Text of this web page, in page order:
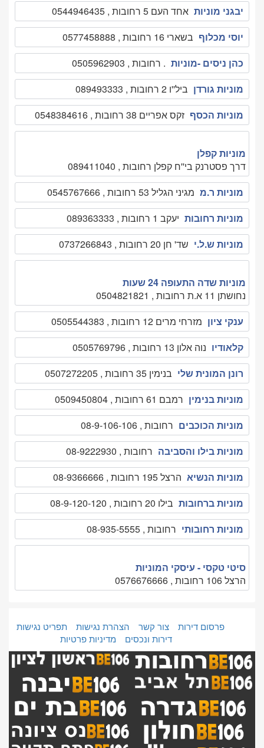
יבגני מוניות אחד העם 5 רחובות , 0544946435
יוסי מכלוף בשארי 16 רחובות , 0577458888
כהן ניסים -מוניות . רחובות , 0505962903
מוניות גורדן ביל''ו 2 רחובות , 089493333
מוניות הכסף זקס אפריים 38 רחובות , 0548384616
מוניות קפלן
דרך פסטרנק בי''ח קפלן רחובות , 089411040
מוניות ר.מ מגיני הגליל 53 רחובות , 0545767666
מוניות רחובות יעקב 1 רחובות , 089363333
מוניות ש.ל.י שד' חן 20 רחובות , 0737266843
מוניות שדה התעופה 24 שעות
נחושתן 11 א.ת רחובות , 0504821821
ענקי ציון מזרחי מרים 12 רחובות , 0505544383
קלאודיו נוה אלון 13 רחובות , 0505769796
רונן המונית שלי בנימין 35 רחובות , 0507272205
מוניות בנימין רמבם 61 רחובות , 0509450804
מוניות הכוכבים רחובות , 08-9-106-106
מוניות בילו והסביבה רחובות , 08-9222930
מוניות הנשיא הרצל 195 רחובות , 08-9366666
מוניות ברחובות בילו 20 רחובות , 08-9-120-120
מוניות רחובותי רחובות , 08-935-5555
סיטי טקסי - עיסקי המוניות
הרצל 106 רחובות , 0576676666
פרסום דירות צור קשר הצהרת נגישות
תפריט נגישות
דירות ונכסים
מדיניות פרטיות